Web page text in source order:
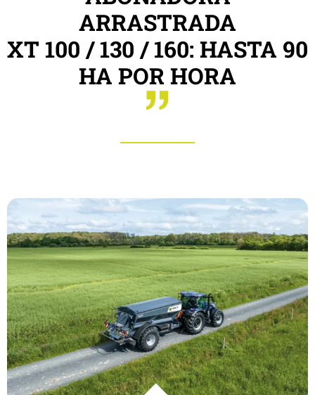
ARRASTRADA
XT 100 / 130 / 160: HASTA 90
HA POR HORA